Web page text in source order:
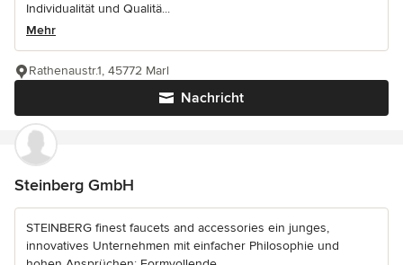
Individualität und Qualitä...
Mehr
Nachricht
Rathenaustr.1, 45772 Marl
Steinberg GmbH
STEINBERG finest faucets and accessories ein junges,
innovatives Unternehmen mit einfacher Philosophie und